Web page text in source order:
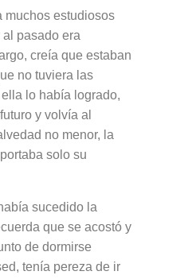
muchos estudiosos
pasado era
creía que estaban
no tuviera las
lo había logrado,
y volvía al
no menor, la
solo su
sucedido la
que se acostó y
de dormirse
tenía pereza de ir